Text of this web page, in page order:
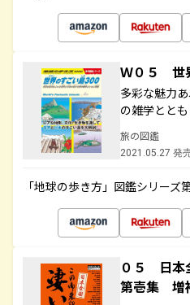
Ｗ０５ 世
多彩な魅力
の雑学とと
旅の図鑑
2021.05.27 発
「地球の歩き方」図鑑シリーズ
０５ 日本
第壱集 増